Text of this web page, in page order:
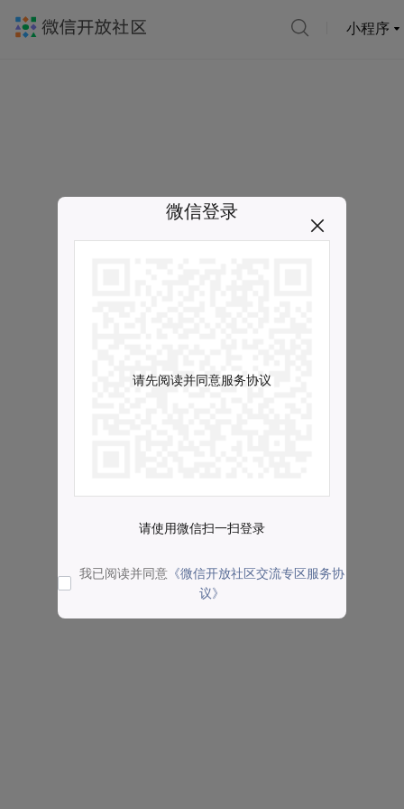
小程序
微信登录
请先阅读并同意服务协议
请使用微信扫一扫登录
我已阅读并同意 《微信开放社区交流专区服务协
议》